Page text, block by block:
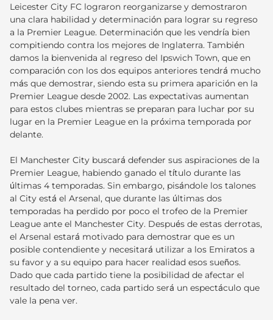
Leicester City FC lograron reorganizarse y demostraron
una clara habilidad y determinación para lograr su regreso
a la Premier League. Determinación que les vendría bien
compitiendo contra los mejores de Inglaterra. También
damos la bienvenida al regreso del Ipswich Town, que en
comparación con los dos equipos anteriores tendrá mucho
más que demostrar, siendo esta su primera aparición en la
Premier League desde 2002. Las expectativas aumentan
para estos clubes mientras se preparan para luchar por su
lugar en la Premier League en la próxima temporada por
delante.
El Manchester City buscará defender sus aspiraciones de la
Premier League, habiendo ganado el título durante las
últimas 4 temporadas. Sin embargo, pisándole los talones
al City está el Arsenal, que durante las últimas dos
temporadas ha perdido por poco el trofeo de la Premier
League ante el Manchester City. Después de estas derrotas,
el Arsenal estará motivado para demostrar que es un
posible contendiente y necesitará utilizar a los Emiratos a
su favor y a su equipo para hacer realidad esos sueños.
Dado que cada partido tiene la posibilidad de afectar el
resultado del torneo, cada partido será un espectáculo que
vale la pena ver.